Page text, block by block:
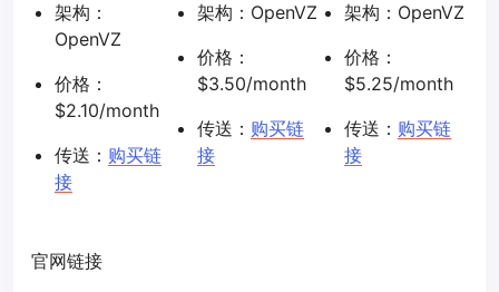
架构：
OpenVZ
价格：
$2.10/month
传送： 购买链
接
架构：OpenVZ
价格：
$3.50/month
传送： 购买链
接
架构：OpenVZ
价格：
$5.25/month
传送： 购买链
接
官网链接